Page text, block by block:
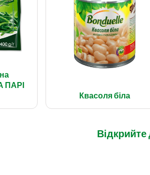
ПАРІ
Квасоля біла